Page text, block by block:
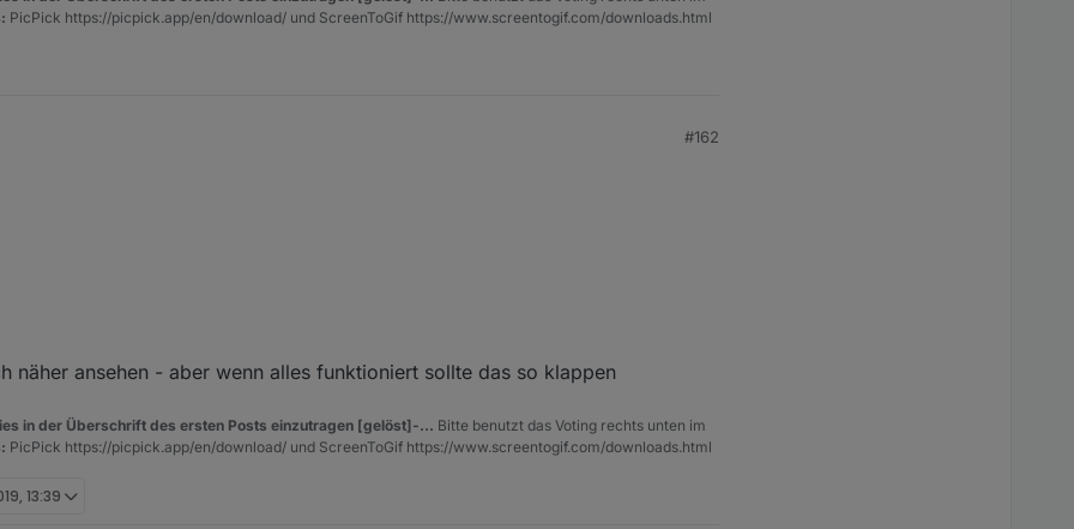
PicPick https://picpick.app/en/download/ und ScreenToGif https://www.screentogif.com/downloads.html
2019, 15:35
#162
näher ansehen - aber wenn alles funktioniert sollte das so klappen
in der Überschrift des ersten Posts einzutragen [gelöst]-... Bitte benutzt das Voting rechts unten im
PicPick https://picpick.app/en/download/ und ScreenToGif https://www.screentogif.com/downloads.html
13:39